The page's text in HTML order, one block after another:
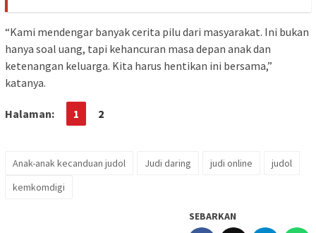
“Kami mendengar banyak cerita pilu dari masyarakat. Ini bukan
hanya soal uang, tapi kehancuran masa depan anak dan
ketenangan keluarga. Kita harus hentikan ini bersama,”
katanya.
Halaman: 1 2
Anak-anak kecanduan judol Judi daring judi online
judol
kemkomdigi
SEBARKAN